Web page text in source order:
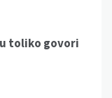
toliko govori